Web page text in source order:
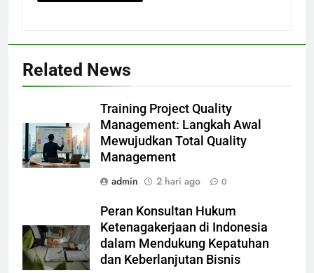
Related News
Training Project Quality
Management: Langkah Awal
Mewujudkan Total Quality
Management
admin
2 hari ago 0
Peran Konsultan Hukum
Ketenagakerjaan di Indonesia
dalam Mendukung Kepatuhan
dan Keberlanjutan Bisnis